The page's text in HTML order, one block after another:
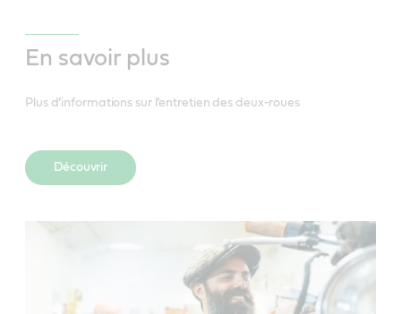
En savoir plus
Plus d’informations sur l’entretien des deux-roues
Découvrir